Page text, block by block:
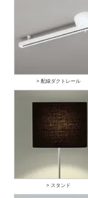
> 配線ダクトレール
> スタンド